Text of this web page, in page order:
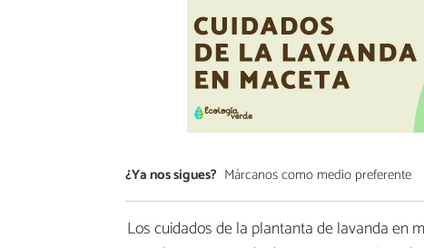
¿Ya nos sigues? Márcanos como medio preferente
Los cuidados de la plantanta de lavanda en